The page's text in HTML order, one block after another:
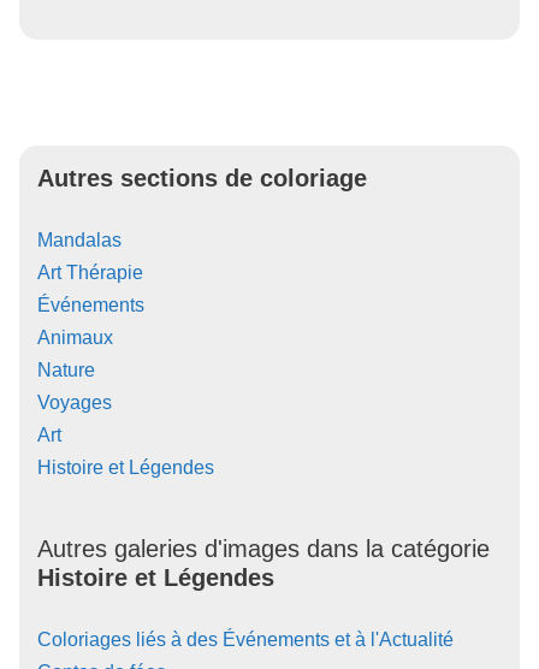
Autres sections de coloriage
Mandalas
Art Thérapie
Événements
Animaux
Nature
Voyages
Art
Histoire et Légendes
Autres galeries d'images dans la catégorie
Histoire et Légendes
Coloriages liés à des Événements et à l'Actualité